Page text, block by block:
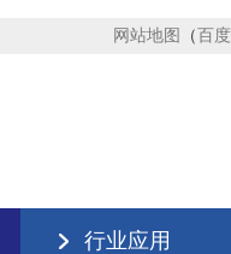
网站地图 （ 百度
行业应用